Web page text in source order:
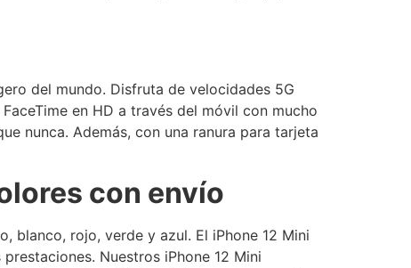
del mundo. Disfruta de velocidades 5G
en HD a través del móvil con mucho
nunca. Además, con una ranura para tarjeta
con envío
blanco, rojo, verde y azul. El iPhone 12 Mini
Nuestros iPhone 12 Mini